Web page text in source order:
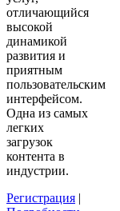
отличающийся
высокой
динамикой
развития и
приятным
пользовательским
интерфейсом.
Одна из самых
легких
загрузок
контента в
индустрии.
Регистрация |